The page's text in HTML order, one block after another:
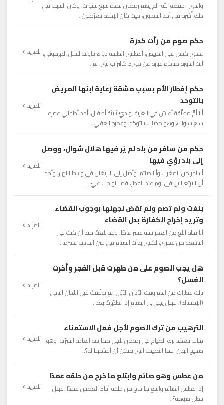
والدي -حفظه الله- لم يصم رمضان لمدة سبع سنوات، وكان السبب في
ذلك أَسْرَه في أحد السجون، حيث كان الإخوة يتعرّضون..
حكم صوم من رأت كدرة
عندي كيس على المبيض، أعطتني الطبيبة دواء تناولته للخلل الهرموني،
أتت الدورة متأخرة عبارة عن شيء كالتراب بني، لم..
للمزيد
حكم إفطار الأم بسبب مشقة رعاية ابنها المريض
بالتوحد
أنا أمٌّ مطلَّقة أعيش في الغربة، ولديَّ ثلاثة أطفال. أحد أطفالي عمره
سبع سنوات، وهو مصاب بالتوحُّد، وعمره العقلي..
للمزيد
حكم من سافر من بلد لم يُر فيها هلال شوال، ووصل
إلى بلد رؤي فيها
أسافر من المغرب وأنا صائم، وأصل إلى البرتغال في وسط النهار، وأجد
أن البرتغاليين في يوم عيد الفطر، فما الواجب عليّ،..
للمزيد
بلغت ولم تصم ولم تقض لجهلها بوجوب القضاء
وتريد إخراج الكفارة بدل القضاء
أنا فتاة أبلغ من العمر ستة عشر عامًا، وقد بلغتُ منذ أن كنت في
التاسعة من عمري، لكنني بدأت الصيام في سن الحادية عشرة...
للمزيد
هل يجب الصوم على من طهرت قبل الفجر وأخرت
الغسل؟
نزلت قطرات من الدم وقت الأذان الأوّل، ثم توقّفتْ قبل الأذان الثاني
(الإمساك). فهل يجوز لي الصيام إذا تطهّرتُ بعد..
للمزيد
الترهيب من ترك الصوم لأجل فعل الاستمناء
شاب يتعمّد ترك الصيام في رمضان لأجل ممارسة العادة السرّية، وهو
صحيح البدن. فما النصيحة التي يمكن أن أقدّمها له؟..
للمزيد
من عطس وهو صائم وابتلع ما خرج من حلقه عمدًا
إذا عطس الصائم وابتلع ما خرج من حلقه أثناء العطس عمدًا، فهل
يبطل صومه؟..
للمزيد